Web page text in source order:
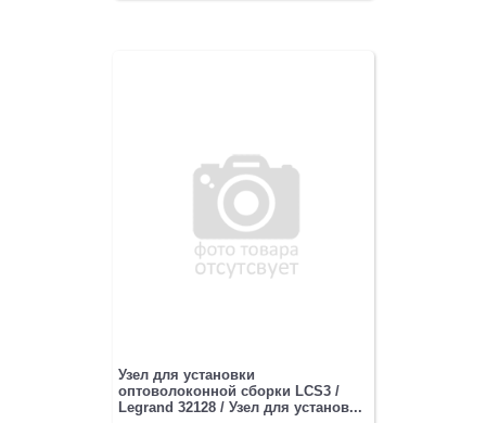
Узел для установки
оптоволоконной сборки LCS3 /
Legrand 32128 / Узел для установ...